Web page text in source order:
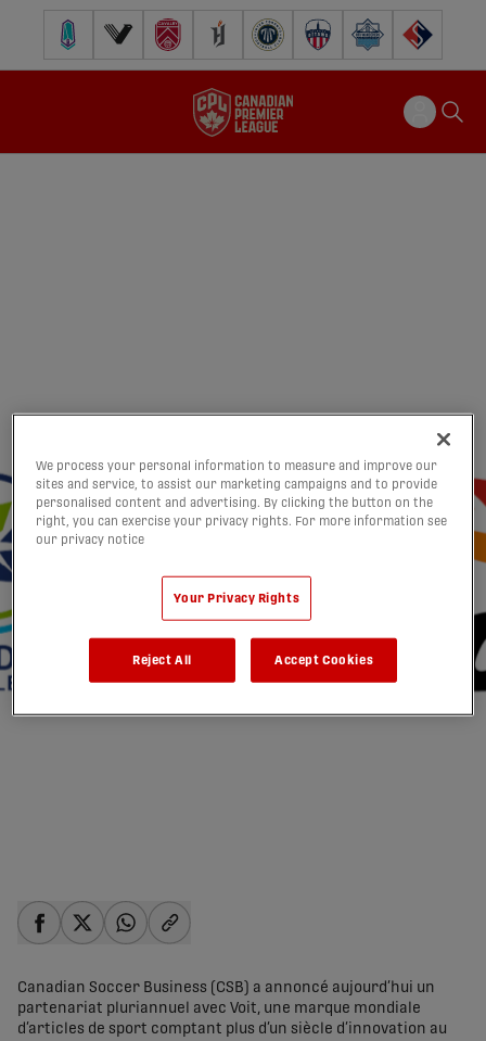
Pacific FC Vancouver FCCavalry FC Forge FC Inter Toronto FCAtlético OttawaHalifax Wanderers
FC Supra
Canadian Soccer
Business présente Voit
comme fournisseur
officiel de ballons de
Canadian Soccer Business (CSB) a annoncé aujourd’hui un
partenariat pluriannuel avec Voit, une marque mondiale
d’articles de sport comptant plus d’un siècle d’innovation au
We process your personal information to measure and improve our
sites and service, to assist our marketing campaigns and to provide
personalised content and advertising. By clicking the button on the
right, you can exercise your privacy rights. For more information see
our privacy notice
Your Privacy Rights
Reject All Accept Cookies